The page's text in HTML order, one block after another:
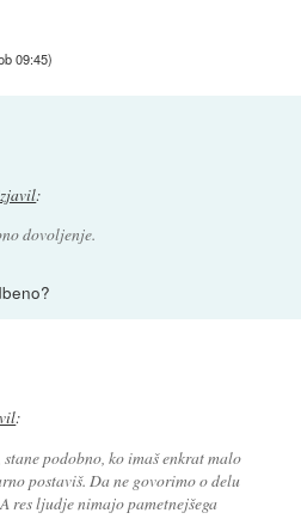
09:45)
:
dovoljenje.
:
podobno, ko imaš enkrat malo
postaviš. Da ne govorimo o delu
res ljudje nimajo pametnejšega